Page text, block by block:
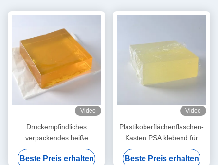
Video
Druckempfindliches
verpackendes heiße
Schmelzklebendes Gelb für
nass Gewebe-
Beste Preis erhalten
Video
Plastikoberflächenflaschen-
Kasten PSA klebend für
selbstklebendes
Etikettenpapier
Beste Preis erhalten